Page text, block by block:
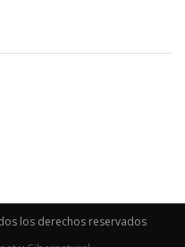
los derechos reservados